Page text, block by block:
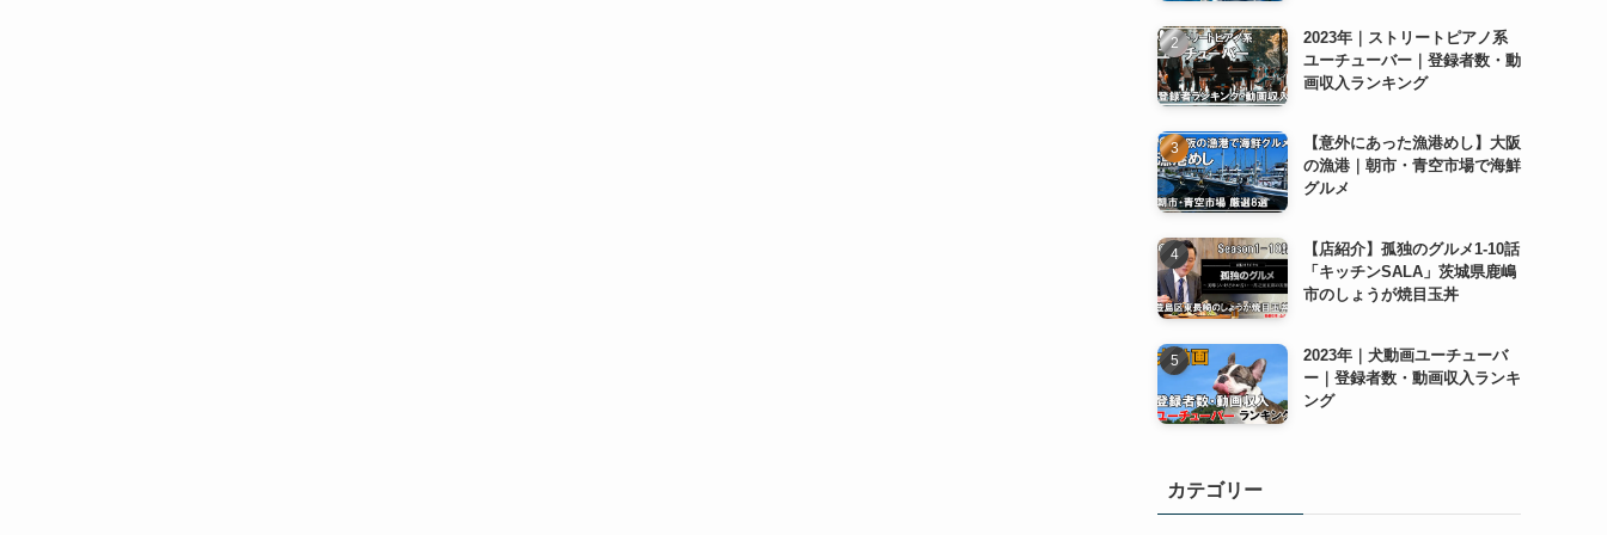
2023年｜ストリートピアノ系
ユーチューバー｜登録者数・動
画収入ランキング
【意外にあった漁港めし】大阪
の漁港｜朝市・青空市場で海鮮
グルメ
【店紹介】孤独のグルメ1-10話
「キッチンSALA」茨城県鹿嶋
市のしょうが焼目玉丼
2023年｜犬動画ユーチューバ
ー｜登録者数・動画収入ランキ
ング
カテゴリー